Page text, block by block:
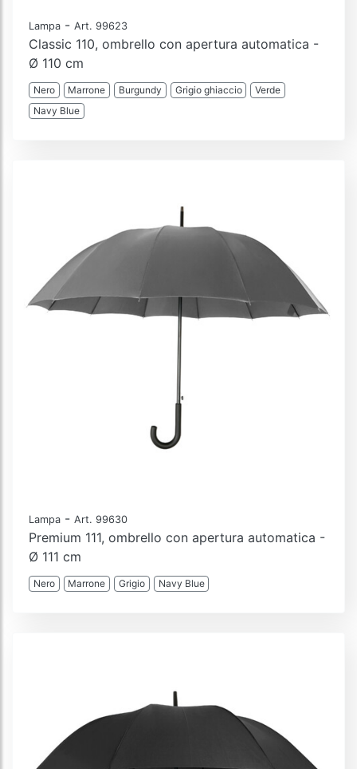
Lampa - Art. 99623
Classic 110, ombrello con apertura automatica -
Ø 110 cm
Nero Marrone Burgundy Grigio ghiaccio
Verde
Navy Blue
Lampa - Art. 99630
Premium 111, ombrello con apertura automatica -
Ø 111 cm
Nero Marrone Grigio Navy Blue